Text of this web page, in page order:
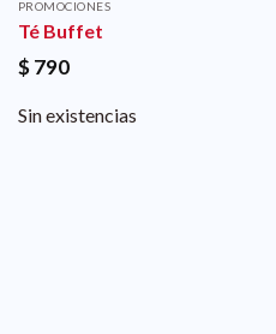
SIN EXISTENCIAS
PROMOCIONES
Té Buffet
$790
Sin existencias